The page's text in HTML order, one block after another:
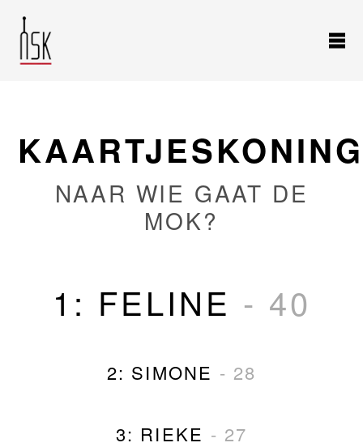
NAAR WIE GAAT DE
MOK?
1: FELINE - 40
2: SIMONE - 28
3: RIEKE - 27